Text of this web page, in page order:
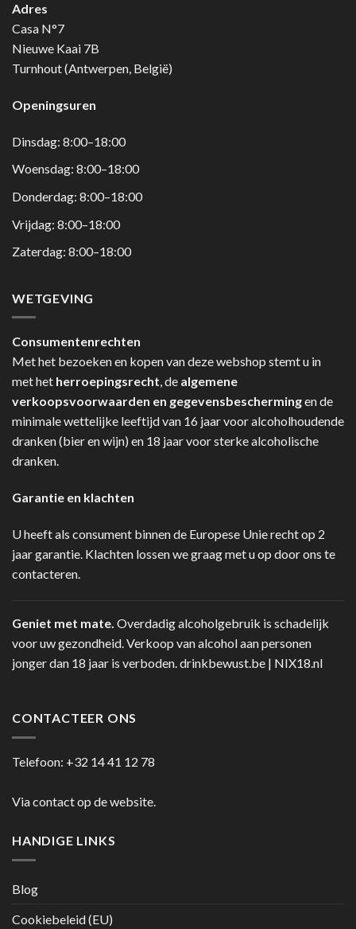
Adres
Casa N°7
Nieuwe Kaai 7B
Turnhout (Antwerpen, België)
Openingsuren
Dinsdag: 8:00–18:00
Woensdag: 8:00–18:00
Donderdag: 8:00–18:00
Vrijdag: 8:00–18:00
Zaterdag: 8:00–18:00
WETGEVING
Consumentenrechten
Met het bezoeken en kopen van deze webshop stemt u in
met het herroepingsrecht, de algemene
verkoopsvoorwaarden en gegevensbeschermingen de
minimale wettelijke leeftijd van 16 jaar voor alcoholhoudende
dranken (bier en wijn) en 18 jaar voor sterke alcoholische
dranken.
Garantie en klachten
U heeft als consument binnen de Europese Unie recht op 2
jaar garantie. Klachten lossen we graag met u op door ons te
contacteren.
Geniet met mate. Overdadig alcoholgebruik is schadelijk
voor uw gezondheid. Verkoop van alcohol aan personen
jonger dan 18 jaar is verboden. drinkbewust.be | NIX18.nl
CONTACTEER ONS
Telefoon: +32 14 41 12 78
Via contact op de website.
HANDIGE LINKS
Blog
Cookiebeleid (EU)